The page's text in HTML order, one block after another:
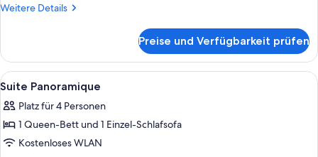
Weitere Details
Weitere
Preise und Verfügbarkeit prüfen
Alle
Fotos
für
Suite
Panoramique
Ein Hotelzimmer mit einem großen
8
Suite Panoramique
Platz für 4 Personen
1 Queen-Bett und 1 Einzel-Schlafsofa
Kostenloses WLAN